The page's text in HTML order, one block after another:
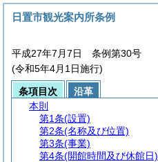
日置市観光案内所条例
平成27年7月7日 条例第30号
(令和5年4月1日施行)
条項目次
沿革
本則
第1条(設置)
第2条(名称及び位置)
第3条(事業)
第4条(開館時間及び休館日)